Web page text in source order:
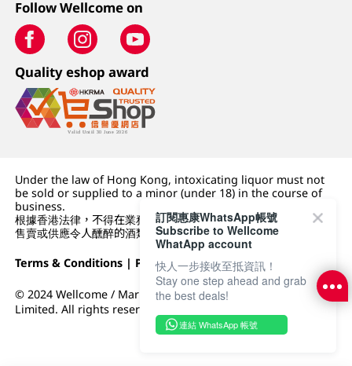
Follow Wellcome on
Quality eshop award
Under the law of Hong Kong, intoxicating liquor must not
be sold or supplied to a minor (under 18) in the course of
business.
根據香港法律，不得在業務過程中，向未成年人 (18 歲以下人士)
售賣或供應令人醺醉的酒類。
Terms & Conditions | Privacy Policy|DFI Retail Group
© 2024 Wellcome / Market Place. The Dairy Farm Company
Limited. All rights reserved.
訂閱惠康WhatsApp帳號
Subscribe to Wellcome
WhatApp account
快人一步接收至抵資訊！
Stay one step ahead and grab
the best deals!
連結 WhatsApp 帳號